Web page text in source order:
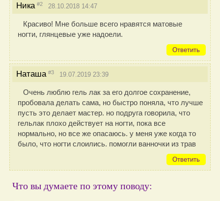
Ника #2 28.10.2018 14:47
Красиво! Мне больше всего нравятся матовые
ногти, глянцевые уже надоели.
Ответить
Наташа #3 19.07.2019 23:39
Очень люблю гель лак за его долгое сохранение,
пробовала делать сама, но быстро поняла, что лучше
пусть это делает мастер. но подруга говорила, что
гельлак плохо действует на ногти, пока все
нормально, но все же опасаюсь. у меня уже когда то
было, что ногти слоились. помогли ванночки из трав
Ответить
Что вы думаете по этому поводу: